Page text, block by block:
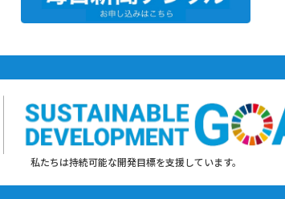
私たちは持続可能な開発目標を支援しています。